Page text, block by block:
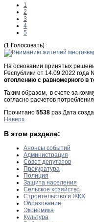
1
2
3
4
5
(1 Голосовать)
На основании принятых
Республики от 14.09.2022
отоплению с равномерного в
Таким образом, в счете за
согласно расчетов
Прочитано 5538 раз Дата
Наверх
В этом разделе:
Анонсы событий
Администрация
Совет депутатов
Прокуратура
Полиция
Защита населения
Сельское хозяйство
Строительство и ЖКХ
Образование
Экономика
Культура